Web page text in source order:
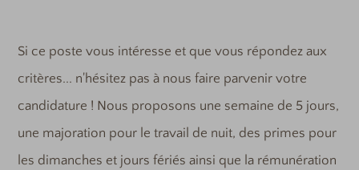
Si ce poste vous intéresse et que vous répondez aux
critères... n'hésitez pas à nous faire parvenir votre
candidature ! Nous proposons une semaine de 5 jours,
une majoration pour le travail de nuit, des primes pour
les dimanches et jours fériés ainsi que la rémunération